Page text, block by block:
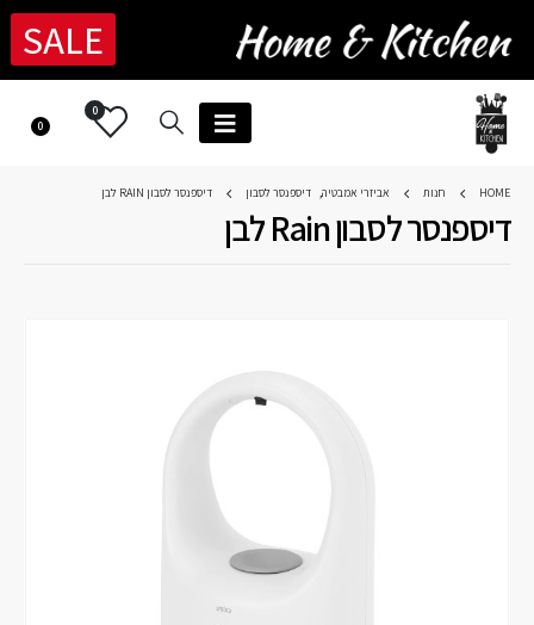
SALE
0
0
HOME חנות אביזרי אמבטיה, דיספנסר לסבון דיספנסר לסבון RAIN לבן
דיספנסר לסבון Rain לבן